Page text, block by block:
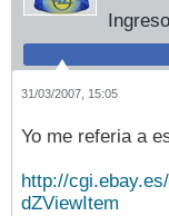
31/03/2007, 15:05
Yo me referia a
http://
dZViewItem